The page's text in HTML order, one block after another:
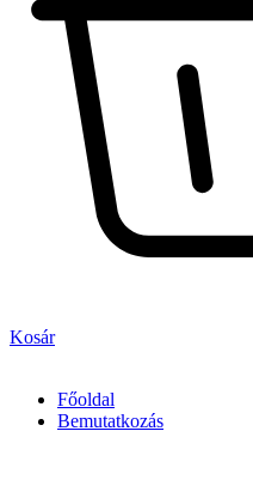
Kosár
Főoldal
Bemutatkozás